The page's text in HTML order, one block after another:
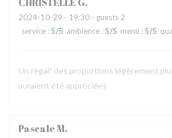
2024-10-29 - 19:30 - guests 2
service : 5/5 ambience : 5/5 menu : 5/5
Un régal! des proportions légèrement
auraient été appréciées
PascaleM